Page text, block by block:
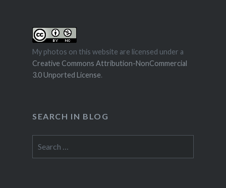
My photos on this website are licensed under a
Creative Commons Attribution-NonCommercial
3.0 Unported License.
SEARCH IN BLOG
for: